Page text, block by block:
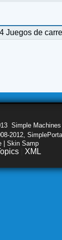
Juegos de
,Simple Machines
2012,
| Skin Samp
XML